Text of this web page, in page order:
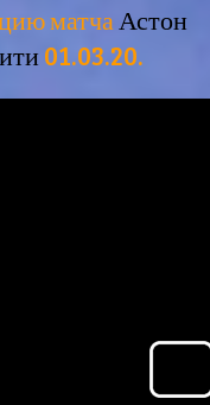
матчаАстон
01.03.20.